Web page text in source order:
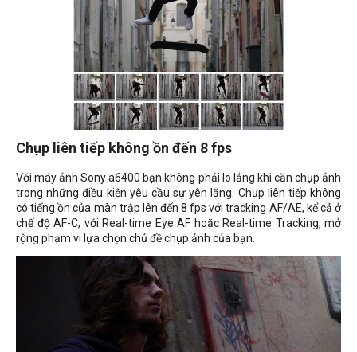
Chụp liên tiếp không ồn đến 8 fps
Với máy ảnh Sony a6400 bạn không phải lo lắng khi cần chụp ảnh
trong những điều kiện yêu cầu sự yên lặng. Chụp liên tiếp không
có tiếng ồn của màn trập lên đến 8 fps với tracking AF/AE, kể cả ở
chế độ AF-C, với Real-time Eye AF hoặc Real-time Tracking, mở
rộng phạm vi lựa chọn chủ đề chụp ảnh của bạn.